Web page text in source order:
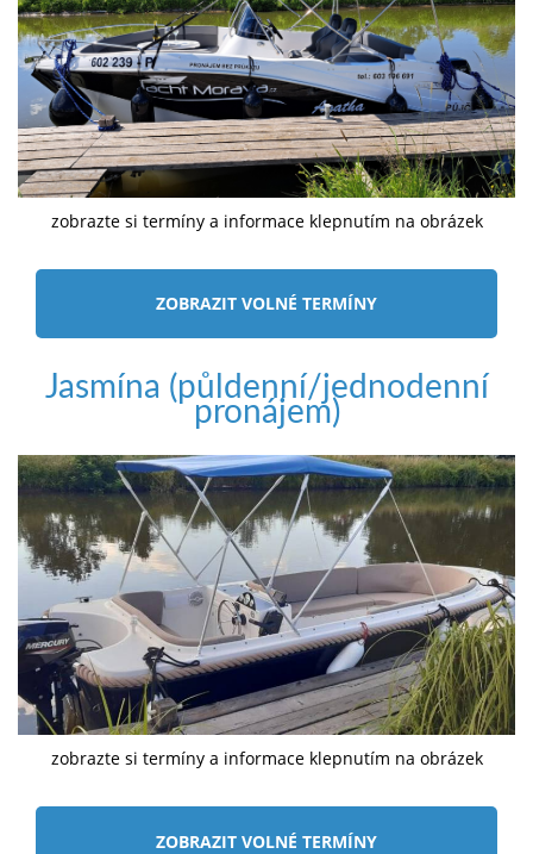
zobrazte si termíny a informace klepnutím na obrázek
ZOBRAZIT VOLNÉ TERMÍNY
Jasmína (půldenní/jednodenní
pronájem)
zobrazte si termíny a informace klepnutím na obrázek
ZOBRAZIT VOLNÉ TERMÍNY